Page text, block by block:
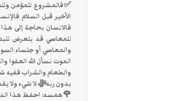
✅فالمشروع للمؤمن
الأخير قبل السلام
فالانسان بحاجة إلى
للمعاصي قد يتعرض
والمعاصي أو جلساء
الموت نسأل الله
والطعام والشراب ففيه
بدون ربهﷻ لا شيء ولا
🌹همسه: احفظ هذا